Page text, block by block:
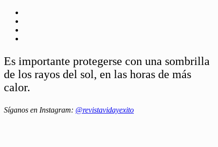
Es importante protegerse con una sombrilla
de los rayos del sol, en las horas de más
calor.
Síganos en Instagram: @revistavidayexito